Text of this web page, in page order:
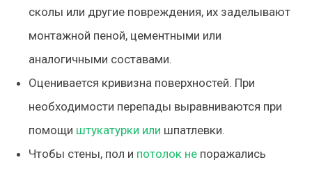
сколы или другие повреждения, их заделывают
монтажной пеной, цементными или
аналогичными составами.
Оценивается кривизна поверхностей. При
необходимости перепады выравниваются при
помощи штукатурки или шпатлевки.
Чтобы стены, пол и потолок непоражались